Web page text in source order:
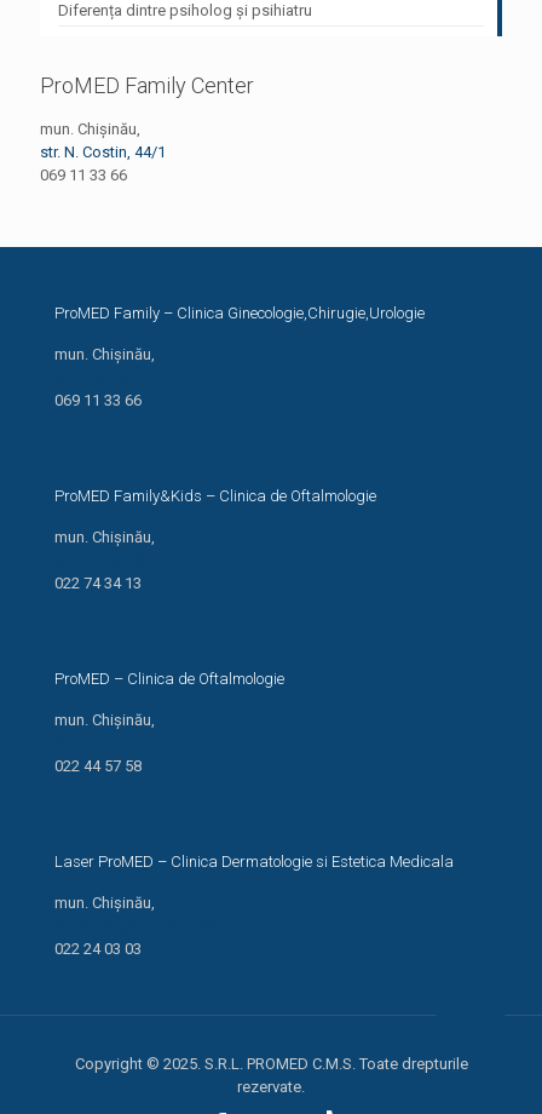
Diferența dintre psiholog și psihiatru
ProMED Family Center
mun. Chișinău,
str. N. Costin, 44/1
069 11 33 66
ProMED Family – Clinica Ginecologie,Chirugie,Urologie
mun. Chișinău,
069 11 33 66
ProMED Family&Kids – Clinica de Oftalmologie
mun. Chișinău,
022 74 34 13
ProMED – Clinica de Oftalmologie
mun. Chișinău,
022 44 57 58
Laser ProMED – Clinica Dermatologie si Estetica Medicala
mun. Chișinău,
022 24 03 03
Copyright © 2025. S.R.L. PROMED C.M.S. Toate drepturile
rezervate.